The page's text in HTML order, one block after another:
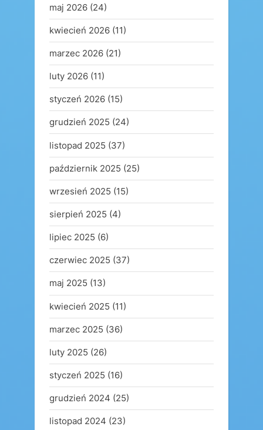
maj 2026 (24)
kwiecień 2026 (11)
marzec 2026 (21)
luty 2026 (11)
styczeń 2026 (15)
grudzień 2025 (24)
listopad 2025 (37)
październik 2025 (25)
wrzesień 2025 (15)
sierpień 2025 (4)
lipiec 2025 (6)
czerwiec 2025 (37)
maj 2025 (13)
kwiecień 2025 (11)
marzec 2025 (36)
luty 2025 (26)
styczeń 2025 (16)
grudzień 2024 (25)
listopad 2024 (23)